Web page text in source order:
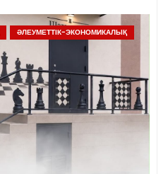
ӘЛЕУМЕТТІК-ЭКОНОМИКАЛЫҚ